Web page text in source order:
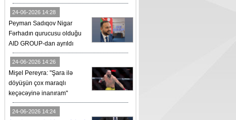
24-06-2026 14:28
Peyman Sadıqov Nigar
Fərhadın qurucusu olduğu
AID GROUP-dan ayrıldı
24-06-2026 14:26
Mişel Pereyra: "Şara ilə
döyüşün çox maraqlı
keçəcəyinə inanıram"
24-06-2026 14:24